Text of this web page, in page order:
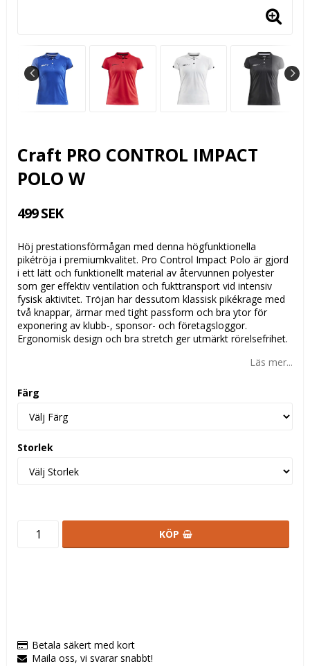
Craft PRO CONTROL IMPACT
POLO W
499 SEK
Höj prestationsförmågan med denna högfunktionella
pikétröja i premiumkvalitet. Pro Control Impact Polo är gjord
i ett lätt och funktionellt material av återvunnen polyester
som ger effektiv ventilation och fukttransport vid intensiv
fysisk aktivitet. Tröjan har dessutom klassisk pikékrage med
två knappar, ärmar med tight passform och bra ytor för
exponering av klubb-, sponsor- och företagsloggor.
Ergonomisk design och bra stretch ger utmärkt rörelsefrihet.
Läs mer...
Färg
Storlek
KÖP
Betala säkert med kort
Maila oss, vi svarar snabbt!